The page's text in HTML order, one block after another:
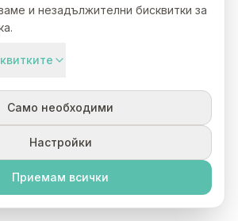
и незадължителни бисквитки за
Само необходими
Настройки
Приемам всички